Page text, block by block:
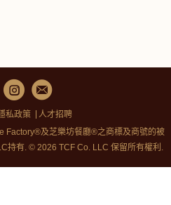
私政策
人才招聘
Factory®及芝樂坊餐廳®之商標及商號的被
持有. © 2026 TCF Co. LLC 保留所有權利.